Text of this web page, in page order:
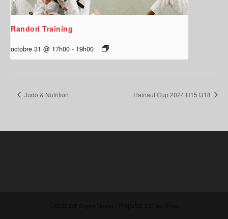
Randori Training
octobre 31 @ 17h00 - 19h00
Judo & Nutrition Hainaut Cup 2024 U15 U18